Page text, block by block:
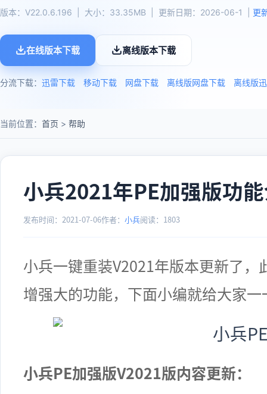
版本：V22.0.6.196 | 大小：33.35MB | 更新日期：2026-06-1 | 更
在线版本下载 离线版本下载
分流下载： 迅雷下载 移动下载 网盘下载 离线版网盘下载 离线版
当前位置： 首页 > 帮助
小兵2021年PE加强版功
发布时间：2021-07-06作者： 小兵阅读： 1803
小兵一键重装V2021年版本更新了
增强大的功能，下面小编就给大家
小兵PE加强版V2021版内容更新：